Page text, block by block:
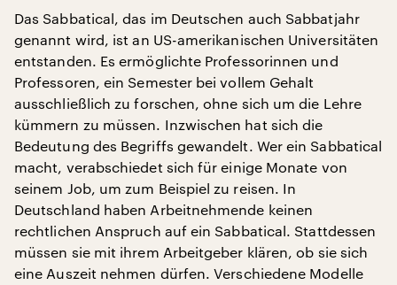
Das Sabbatical, das im Deutschen auch Sabbatjahr
genannt wird, ist an US-amerikanischen Universitäten
entstanden. Es ermöglichte Professorinnen und
Professoren, ein Semester bei vollem Gehalt
ausschließlich zu forschen, ohne sich um die Lehre
kümmern zu müssen. Inzwischen hat sich die
Bedeutung des Begriffs gewandelt. Wer ein Sabbatical
macht, verabschiedet sich für einige Monate von
seinem Job, um zum Beispiel zu reisen. In
Deutschland haben Arbeitnehmende keinen
rechtlichen Anspruch auf ein Sabbatical. Stattdessen
müssen sie mit ihrem Arbeitgeber klären, ob sie sich
eine Auszeit nehmen dürfen. Verschiedene Modelle